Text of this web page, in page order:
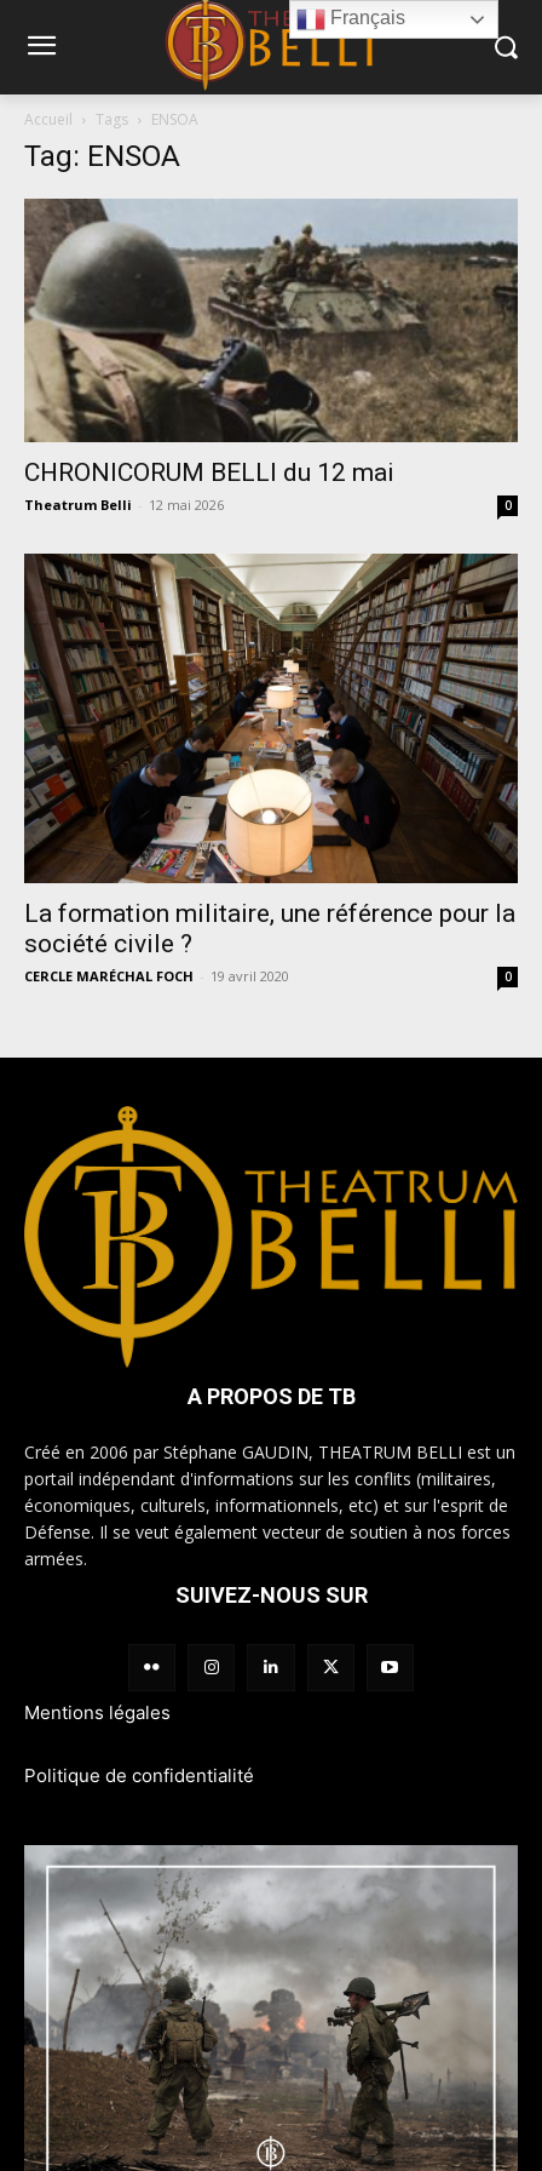
Accueil Tags ENSOA
Tag: ENSOA
CHRONICORUM BELLI du 12 mai
Theatrum Belli - 12 mai 2026 0
La formation militaire, une référence pour la
société civile ?
CERCLE MARÉCHAL FOCH - 19 avril 2020 0
A PROPOS DE TB
Créé en 2006 par Stéphane GAUDIN, THEATRUM BELLI est un
portail indépendant d'informations sur les conflits (militaires,
économiques, culturels, informationnels, etc) et sur l'esprit de
Défense. Il se veut également vecteur de soutien à nos forces
armées.
SUIVEZ-NOUS SUR
Mentions légales
Politique de confidentialité
Français